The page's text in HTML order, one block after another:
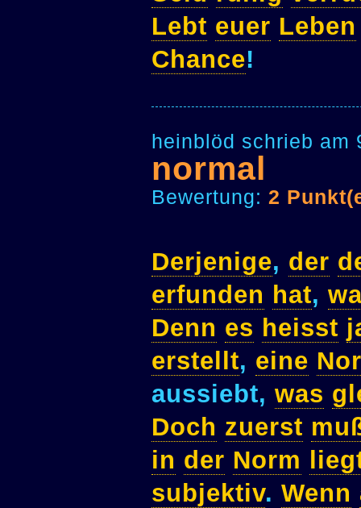
Lebt euer Leben
Chance!
heinblöd schrieb am
normal
Bewertung: 2
Derjenige, der
erfunden hat,
Denn es heisst
erstellt, eine
aussiebt, was
Doch zuerst
in der Norm
subjektiv. Wenn